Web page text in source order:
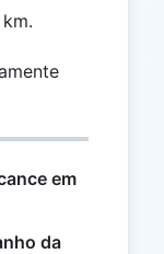
=
km.
em
da